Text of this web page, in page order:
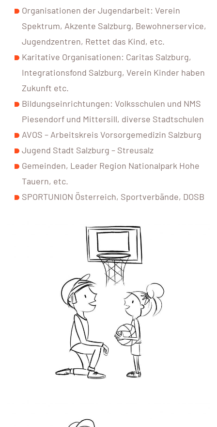
Organisationen der Jugendarbeit: Verein
Spektrum, Akzente Salzburg, Bewohnerservice,
Jugendzentren, Rettet das Kind, etc.
Karitative Organisationen: Caritas Salzburg,
Integrationsfond Salzburg, Verein Kinder haben
Zukunft etc.
Bildungseinrichtungen: Volksschulen und NMS
Piesendorf und Mittersill, diverse Stadtschulen
AVOS – Arbeitskreis Vorsorgemedizin Salzburg
Jugend Stadt Salzburg – Streusalz
Gemeinden, Leader Region Nationalpark Hohe
Tauern, etc.
SPORTUNION Österreich, Sportverbände, DOSB